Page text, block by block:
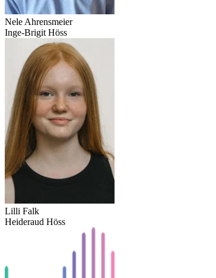
Nele Ahrensmeier
Inge-Brigit Höss
Lilli Falk
Heideraud Höss